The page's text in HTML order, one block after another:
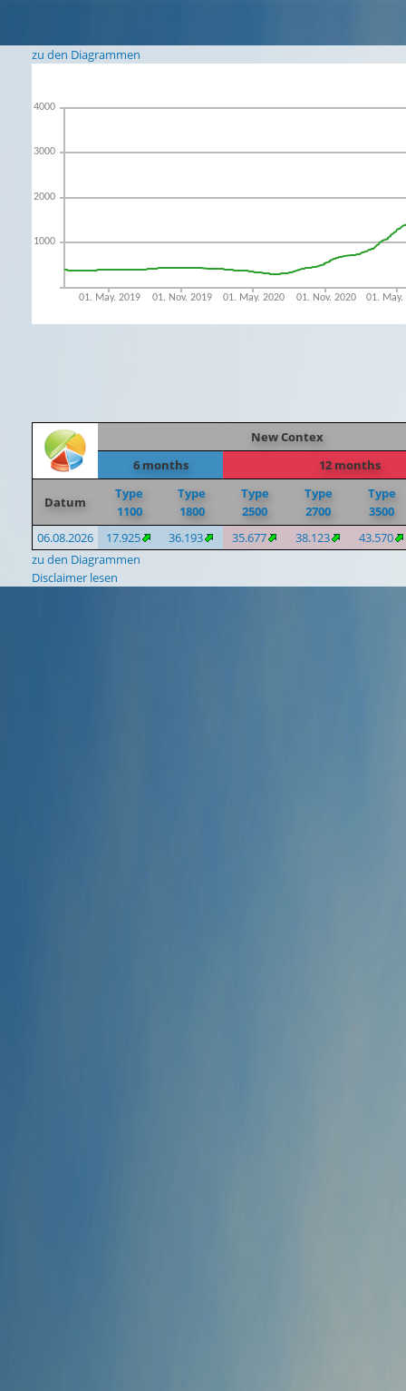
zu den Diagrammen
New Contex
6 months
12 months
Datum
Type
1100
Type
1800
Type
2500
Type
2700
Type
3500
06.08.2026
17.925 36.193 35.677 38.123
43.570
zu den Diagrammen
Disclaimer lesen